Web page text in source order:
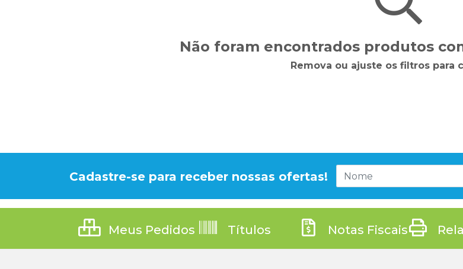
Não foram encontrados produtos
Remova ou ajuste os filtros para
Cadastre-se para receber nossas ofertas!
Meus Pedidos Títulos Notas Fiscais